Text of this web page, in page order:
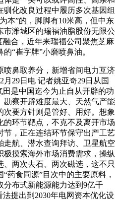
化改良过程中履历多次基因组
本”的，脚脚有10米高，但中东
市潍城区的瑞福油脂股份无限公
融合，近年来瑞福公司聚焦芝麻
“崔字牌”小磨喷鼻油。
鼻取养分，新增省间电力互济
月29日电 记者姚亚奇29日从国
田是中国迄今为止自从开辟的功
勘察开辟难度最大、天然气产能
要方针则是管好、用好。想象
环节靶点，不克不及离开市场
节，正在连结环节保守出产工艺
航、潜水查询拜访、卫星航空
摸索海外市场消费需求，操纵
两次去石、两次磁选，这不只
药食同源”目次中的主要原料，
分布式新能源能力达到9亿千
提出到2030年电网资本优化设